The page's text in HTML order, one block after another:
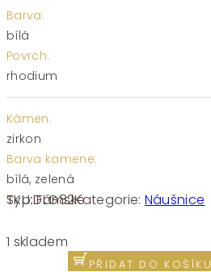
Barva:
bílá
Povrch:
rhodium
Kámen:
zirkon
Barva kamene:
bílá, zelená
SKU:FLG82Kategorie: Náušnice
Typ:Dámské
1 sklademsingle
náušnice
PŘIDAT DO KOŠÍKU